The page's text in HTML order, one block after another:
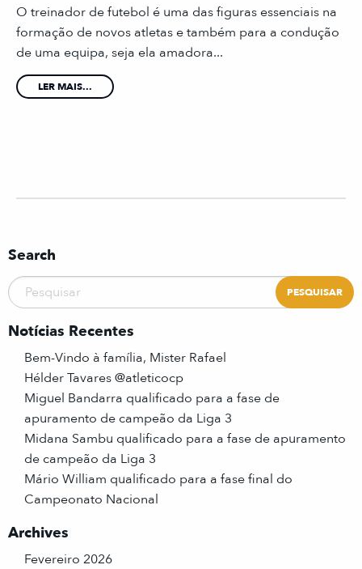
O treinador de futebol é uma das figuras essenciais na
formação de novos atletas e também para a condução
de uma equipa, seja ela amadora...
LER MAIS...
Search
Notícias Recentes
Bem-Vindo à família, Mister Rafael
Hélder Tavares @atleticocp
Miguel Bandarra qualificado para a fase de
apuramento de campeão da Liga 3
Midana Sambu qualificado para a fase de apuramento
de campeão da Liga 3
Mário William qualificado para a fase final do
Campeonato Nacional
Archives
Fevereiro 2026